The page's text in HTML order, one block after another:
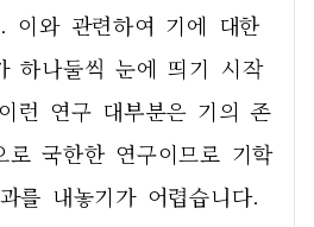
이와 관련하여 기에 대한
하나둘씩 눈에 띄기 시작
런 연구 대부분은 기의 존
로 국한한 연구이므로 기학
를 내놓기가 어렵습니다.